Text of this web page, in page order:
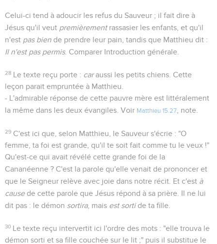
Celui-ci tend à adoucir les refus du Sauveur ; il fait dire à
Jésus qu'il veut premièrementrassasier les enfants, et qu'il
n'est pas bien de prendre leur pain, tandis que Matthieu dit :
Il n'est pas permis. Comparer Introduction générale.
28 Le texte reçu porte : caraussi les petits chiens. Cette
leçon parait empruntée à Matthieu.
- L'admirable réponse de cette pauvre mère est littéralement
la même dans les deux évangiles. Voir Matthieu 15.27 , note.
29 C'est ici que, selon Matthieu, le Sauveur s'écrie : "O
femme, ta foi est grande, qu'il te soit fait comme tu le veux !"
Qu'est-ce qui avait révélé cette grande foi de la
Cananéenne ? C'est la parole qu'elle venait de prononcer et
que le Seigneur relève avec joie dans notre récit. Et c'est à
causede cette parole que Jésus répond à sa prière. Il ne lui
dit pas : le démon sortira, mais est sortide ta fille.
30 Le texte reçu intervertit ici l'ordre des mots : "elle trouva le
démon sorti et sa fille couchée sur le lit ;" puis il substitue le